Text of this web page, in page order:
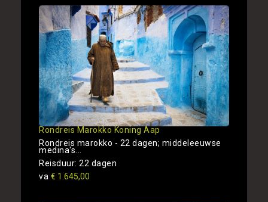
Rondreis Marokko Koning Aap
Rondreis marokko - 22 dagen; middeleeuwse
medina's...
Reisduur: 22 dagen
va € 1.645,00